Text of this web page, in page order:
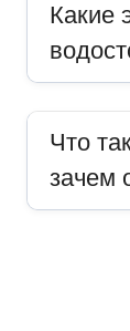
Какие
Что
зачем